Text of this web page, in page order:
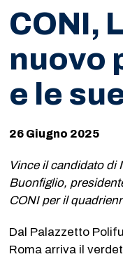
CONI,
nuovo
e le
26 Giugno 2025
Vince il candidato di
Buonfiglio,
CONI per il
Dal Palazzetto
Roma arriva il